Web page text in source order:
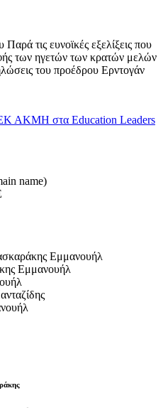
τις ευνοϊκές εξελίξεις που
των ηγετών των κρατών μελών
του προέδρου Ερντογάν
ΑΚΜΗ στα Education Leaders
name)
Εμμανουήλ
Εμμανουήλ